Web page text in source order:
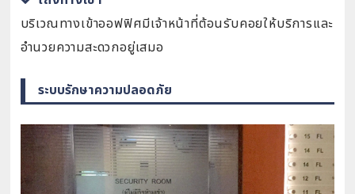
บริเวณทางเข้าออฟฟิศมีเจ้าหน้าที่ต้อนรับคอยให้บริการและ
อำนวยความสะดวกอยู่เสมอ
ระบบรักษาความปลอดภัย